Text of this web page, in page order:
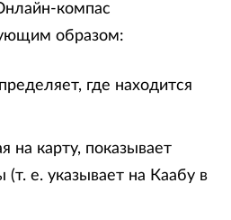
компас
образом:
где находится
на карту, показывает
е. указывает на Каабу в